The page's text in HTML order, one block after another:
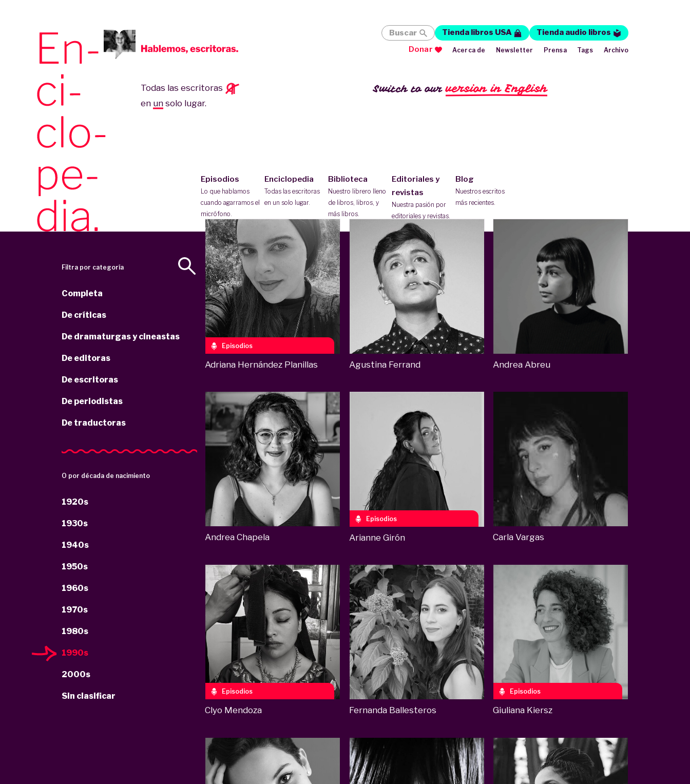
Todas las escritoras
en un solo lugar.
Switch to ourversion in English
Episodios
Lo que hablamos
cuando agarramos el
micrófono.
Enciclopedia
Todas las escritoras
en un solo lugar.
Biblioteca
Nuestro librero lleno
de libros, libros, y
más libros.
Editoriales y
revistas
Nuestra pasión por
editoriales y revistas.
Blog
Nuestros escritos
más recientes.
Buscar Tienda libros USA
Tienda audio libros
Donar
Acerca de Newsletter Prensa Tags Archivo
Filtra por categoría
Completa
De críticas
De dramaturgas y cineastas
De editoras
De escritoras
De periodistas
De traductoras
O por década de nacimiento
1920s
1930s
1940s
1950s
1960s
1970s
1980s
1990s
2000s
Sin clasificar
Episodios
Adriana Hernández Planillas Agustina Ferrand Andrea Abreu
Andrea Chapela
Episodios
Arianne Girón Carla Vargas
Episodios
Clyo Mendoza Fernanda Ballesteros
Episodios
Giuliana Kiersz